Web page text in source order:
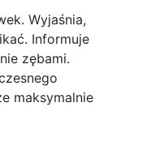
Wyjaśnia,
Informuje
zębami.
maksymalnie